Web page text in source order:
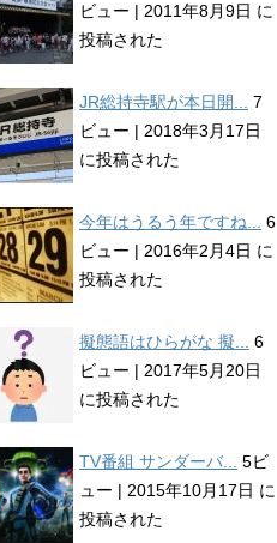
ビュー | 2011年8月9日 に
投稿された
JR総持寺駅が本日開... 7
ビュー | 2018年3月17日
に投稿された
今年はうるう年ですね... 6
ビュー | 2016年2月4日 に
投稿された
擬態語はひらがな 擬... 6
ビュー | 2017年5月20日
に投稿された
TV番組 サンダーバ... 5ビ
ュー | 2015年10月17日 に
投稿された